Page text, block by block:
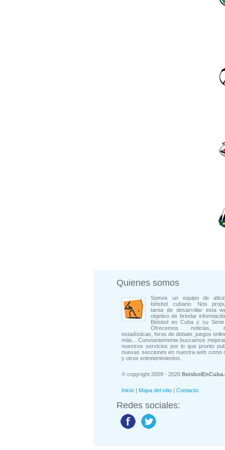
Quienes somos
Somos un equipo de
béisbol cubano. Nos
tarea de desarrollar esta
objetivo de brindar
Béisbol en Cuba y su Serie
Ofrecemos noticias,
estadísticas, foros de debate, juegos
más... Constantemente buscamos
nuestros servicios por lo que pronto
nuevas secciones en nuestra web como
y otros entretenimientos.
© copyright 2009 - 2026
Inicio | Mapa del sitio | Contacto
Redes sociales: